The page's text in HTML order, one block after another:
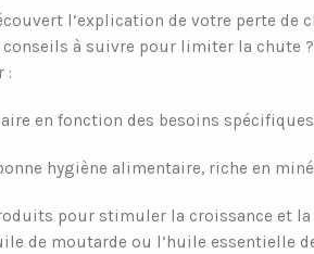
l’explication de votre perte de
à suivre pour limiter la chute
:
en fonction des besoins
hygiène alimentaire, riche en
pour stimuler la croissance et la
de moutarde ou l’huile essentielle